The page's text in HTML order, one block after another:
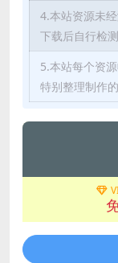
4.本站资源未
下载后自行检测
5.本站每个资
特别整理制作